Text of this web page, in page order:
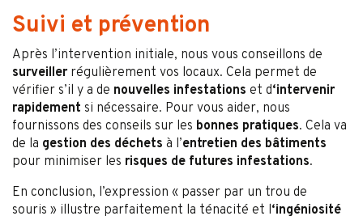
Suivi et prévention
Après l’intervention initiale, nous vous conseillons de
surveiller régulièrement vos locaux. Cela permet de
vérifier s’il y a de nouvelles infestations et d‘intervenir
rapidement si nécessaire. Pour vous aider, nous
fournissons des conseils sur les bonnes pratiques. Cela va
de la gestion des déchets à l’entretien des bâtiments
pour minimiser les risques de futures infestations.
En conclusion, l’expression « passer par un trou de
souris » illustre parfaitement la ténacité et l‘ingéniosité